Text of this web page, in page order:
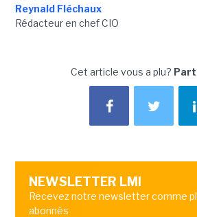
Reynald Fléchaux
Rédacteur en chef CIO
Cet article vous a plu?
NEWSLETTER LMI
Recevez notre newsletter comme
abonnés